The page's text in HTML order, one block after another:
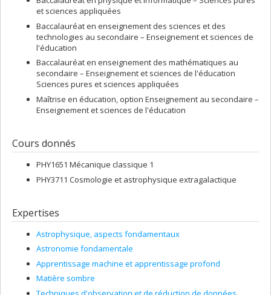
et sciences appliquées
Baccalauréat en enseignement des sciences et des
technologies au secondaire – Enseignement et sciences de
l'éducation
Baccalauréat en enseignement des mathématiques au
secondaire – Enseignement et sciences de l'éducation
Sciences pures et sciences appliquées
Maîtrise en éducation, option Enseignement au secondaire –
Enseignement et sciences de l'éducation
Cours donnés
PHY1651 Mécanique classique 1
PHY3711 Cosmologie et astrophysique extragalactique
Expertises
Astrophysique, aspects fondamentaux
Astronomie fondamentale
Apprentissage machine et apprentissage profond
Matière sombre